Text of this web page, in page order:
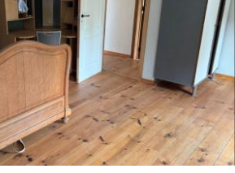
Loyer:
450 € (75 €/pers.)
Charges:
75 € (13 €/pers.)
Durée:
12 mois
Domiciliation:
Acceptée
Aménagement
Salle de bain:
Commune
Cuisine:
Commune
Superficie:
200 m
2
Pièces privées:
1